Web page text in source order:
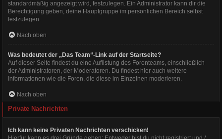
standardmäßig angezeigt wird, festzulegen. Ein Administrator kann dir die
Berechtigung geben, deine Hauptgruppe im persönlichen Bereich selbst
festzulegen.
Nach oben
Was bedeutet der „Das Team“-Link auf der Startseite?
Auf dieser Seite findest du eine Auflistung des Forenteams, einschließlich
der Administratoren, der Moderatoren. Du findest hier auch weitere
Informationen wie die Foren, die diese im Einzelnen moderieren.
Nach oben
Private Nachrichten
Ich kann keine Privaten Nachrichten verschicken!